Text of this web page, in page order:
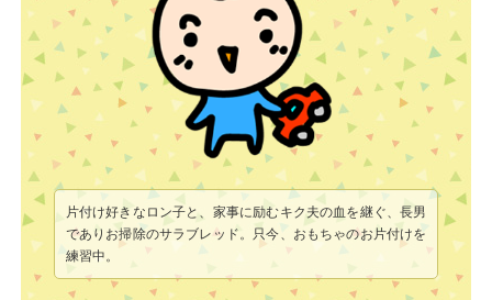
片付け好きなロン子と、家事に励むキク夫の血を継ぐ、長男
でありお掃除のサラブレッド。只今、おもちゃのお片付けを
練習中。